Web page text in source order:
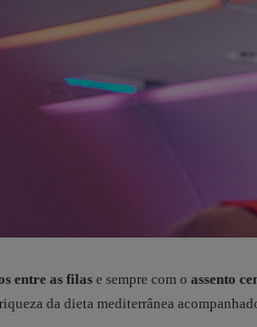
entre as filas e sempre com o assento
da dieta mediterrânea